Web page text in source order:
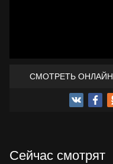
СМОТРЕТЬ ОНЛАЙН
Сейчас смотрят